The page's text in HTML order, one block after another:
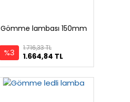
Gömme lambası 150mm
%3 1.664,84 TL
1.716,33 TL